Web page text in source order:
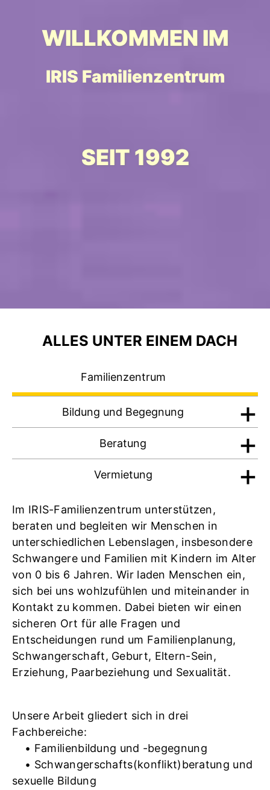
WILLKOMMEN IM
IRIS Familienzentrum
SEIT 1992
ALLES UNTER EINEM DACH
Familienzentrum
Bildung und Begegnung
Beratung
Vermietung
Im IRIS-Familienzentrum unterstützen,
beraten und begleiten wir Menschen in
unterschiedlichen Lebenslagen, insbesondere
Schwangere und Familien mit Kindern im Alter
von 0 bis 6 Jahren. Wir laden Menschen ein,
sich bei uns wohlzufühlen und miteinander in
Kontakt zu kommen. Dabei bieten wir einen
sicheren Ort für alle Fragen und
Entscheidungen rund um Familienplanung,
Schwangerschaft, Geburt, Eltern-Sein,
Erziehung, Paarbeziehung und Sexualität.
Unsere Arbeit gliedert sich in drei
Fachbereiche:
• Familienbildung und -begegnung
• Schwangerschafts(konflikt)beratung und
sexuelle Bildung